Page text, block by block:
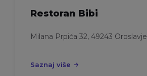
Restoran Bibi
Milana Prpića 32, 49243 Oroslavje
Saznaj više